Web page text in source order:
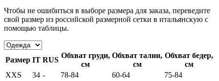
Чтобы не ошибиться в выборе размера для заказа, переведите
свой размер из российской размерной сетки в итальянскую с
помощью таблицы.
Размер IT RUS
Обхват груди,
см
Обхват талии,
см
Обхват бедер,
см
XXS
34 - 78-84 60-64
75-84